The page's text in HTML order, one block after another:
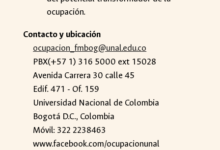
ocupación.
Contacto y ubicación
ocupacion_fmbog@unal.edu.co
PBX(+57 1) 316 5000 ext 15028
Avenida Carrera 30 calle 45
Edif. 471 - Of. 159
Universidad Nacional de Colombia
Bogotá D.C., Colombia
Móvil: 322 2238463
www.facebook.com/ocupacionunal